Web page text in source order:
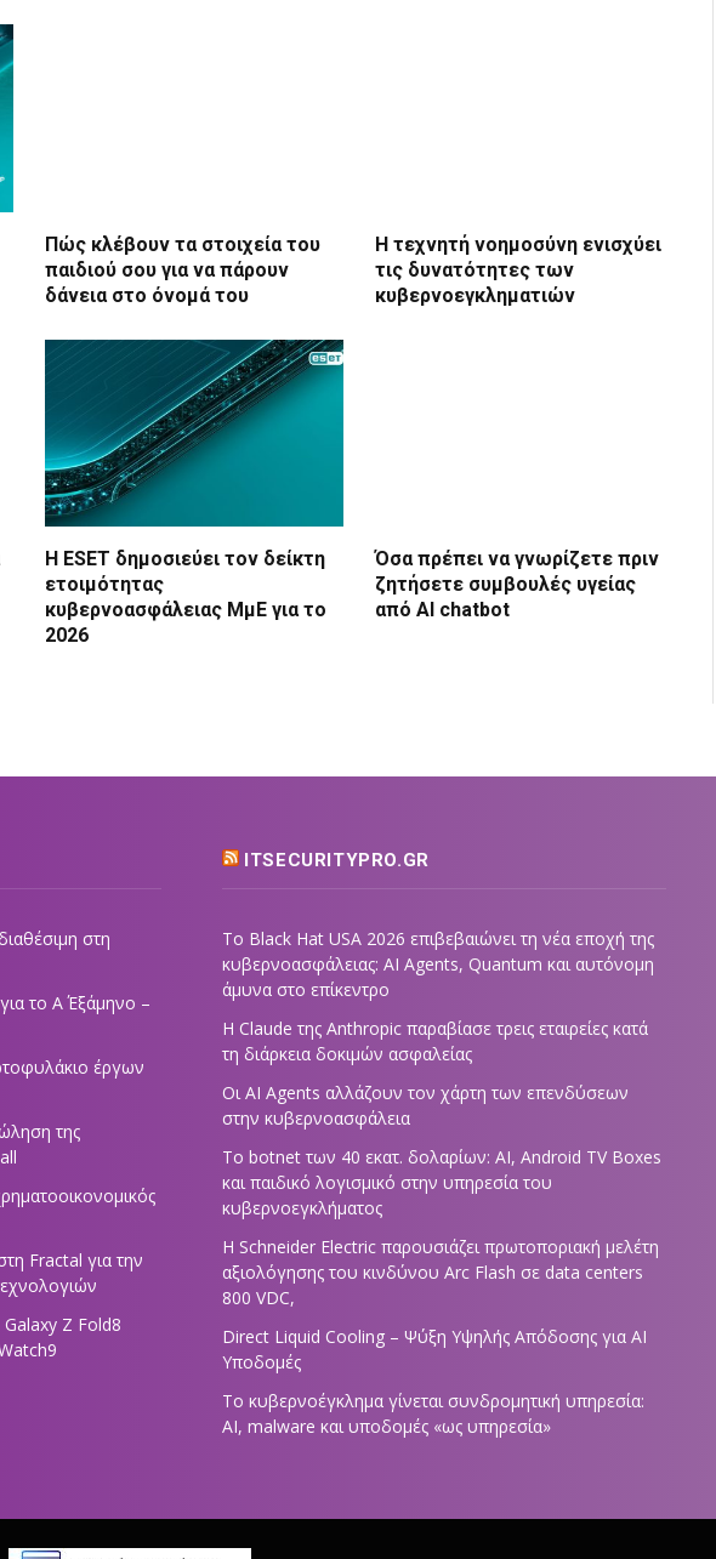
Πώς κλέβουν τα στοιχεία του
παιδιού σου για να πάρουν
δάνεια στο όνομά του
Η τεχνητή νοημοσύνη ενισχύει
τις δυνατότητες των
κυβερνοεγκληματιών
Η ESET δημοσιεύει τον δείκτη
ετοιμότητας
κυβερνοασφάλειας ΜμΕ για το
2026
Όσα πρέπει να γνωρίζετε πριν
ζητήσετε συμβουλές υγείας
από AI chatbot
στη
το Α΄ Εξάμηνο –
έργων
της
Fractal για την
Z Fold8
ITSECURITYPRO.GR
Το Black Hat USA 2026 επιβεβαιώνει τη νέα εποχή της
κυβερνοασφάλειας: AI Agents, Quantum και αυτόνομη
άμυνα στο επίκεντρο
Η Claude της Anthropic παραβίασε τρεις εταιρείες κατά
τη διάρκεια δοκιμών ασφαλείας
Οι AI Agents αλλάζουν τον χάρτη των επενδύσεων
στην κυβερνοασφάλεια
Το botnet των 40 εκατ. δολαρίων: AI, Android TV Boxes
και παιδικό λογισμικό στην υπηρεσία του
κυβερνοεγκλήματος
Η Schneider Electric παρουσιάζει πρωτοποριακή μελέτη
αξιολόγησης του κινδύνου Arc Flash σε data centers
800 VDC,
Direct Liquid Cooling – Ψύξη Υψηλής Απόδοσης για AI
Υποδομές
Το κυβερνοέγκλημα γίνεται συνδρομητική υπηρεσία:
AI, malware και υποδομές «ως υπηρεσία»